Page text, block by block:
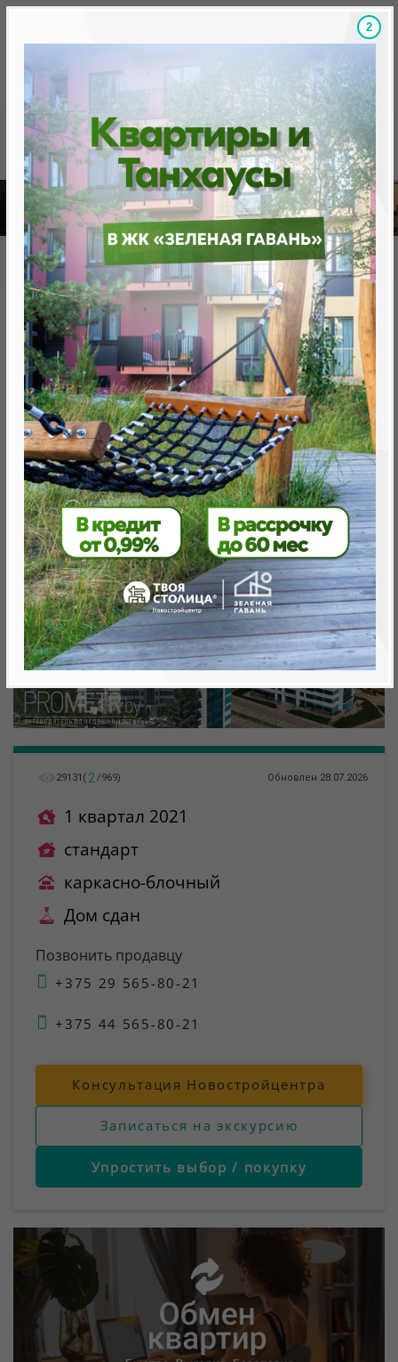
Скидки на новостройки, бонусы Готовые
Главная База новостроек Минска «Минск Мир»
22.2 "Варшава", квартал "Центральная Европа"
22.2 "Варшава", квартал
"Центральная Европа"
нет в продаже
Минск, Октябрьский, ул. Игоря Лученка
метро «Ковальская Слобода», 566 м
29131 ( 2 /969) Обновлен 28.07.2026
1 квартал 2021
стандарт
каркасно-блочный
Дом сдан
Позвонить продавцу
+375 29 565-80-21
+375 44 565-80-21
Консультация Новостройцентра
Записаться на экскурсию
Упростить выбор / покупку
1